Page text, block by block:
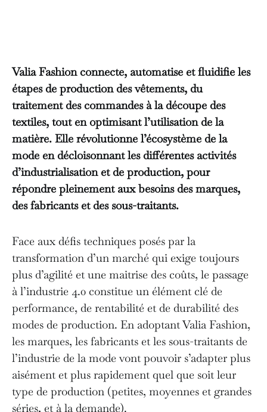
Valia Fashion connecte, automatise et fluidifie les
étapes de production des vêtements, du
traitement des commandes à la découpe des
textiles, tout en optimisant l’utilisation de la
matière. Elle révolutionne l’écosystème de la
mode en décloisonnant les différentes activités
d’industrialisation et de production, pour
répondre pleinement aux besoins des marques,
des fabricants et des sous-traitants.
Face aux défis techniques posés par la
transformation d’un marché qui exige toujours
plus d’agilité et une maitrise des coûts, le passage
à l’industrie 4.0 constitue un élément clé de
performance, de rentabilité et de durabilité des
modes de production. En adoptant Valia Fashion,
les marques, les fabricants et les sous-traitants de
l’industrie de la mode vont pouvoir s’adapter plus
aisément et plus rapidement quel que soit leur
type de production (petites, moyennes et grandes
séries, et à la demande).